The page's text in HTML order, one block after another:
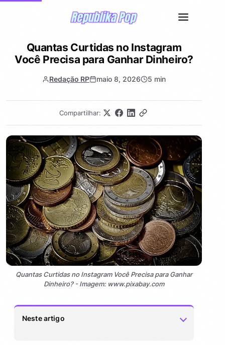
Quantas Curtidas no Instagram
Você Precisa para Ganhar Dinheiro?
Redação RP maio 8, 2026 5 min
Compartilhar:
Quantas Curtidas no Instagram Você Precisa para Ganhar
Dinheiro? - Imagem: www.pixabay.com
Neste artigo